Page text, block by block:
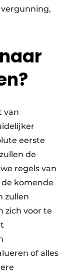
van
eerste
de
regels van
komende
zullen
zich voor te
of alles